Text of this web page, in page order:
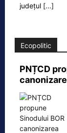
județul [...]
Ecopolitic
PNȚCD